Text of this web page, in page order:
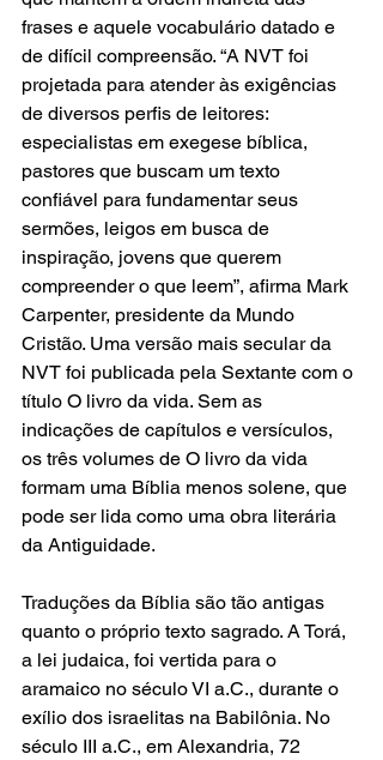
frases e aquele vocabulário datado e
de difícil compreensão. “A NVT foi
projetada para atender às exigências
de diversos perfis de leitores:
especialistas em exegese bíblica,
pastores que buscam um texto
confiável para fundamentar seus
sermões, leigos em busca de
inspiração, jovens que querem
compreender o que leem”, afirma Mark
Carpenter, presidente da Mundo
Cristão. Uma versão mais secular da
NVT foi publicada pela Sextante com o
título O livro da vida. Sem as
indicações de capítulos e versículos,
os três volumes de O livro da vida
formam uma Bíblia menos solene, que
pode ser lida como uma obra literária
da Antiguidade.
Traduções da Bíblia são tão antigas
quanto o próprio texto sagrado. A Torá,
a lei judaica, foi vertida para o
aramaico no século VI a.C., durante o
exílio dos israelitas na Babilônia. No
século III a.C., em Alexandria, 72